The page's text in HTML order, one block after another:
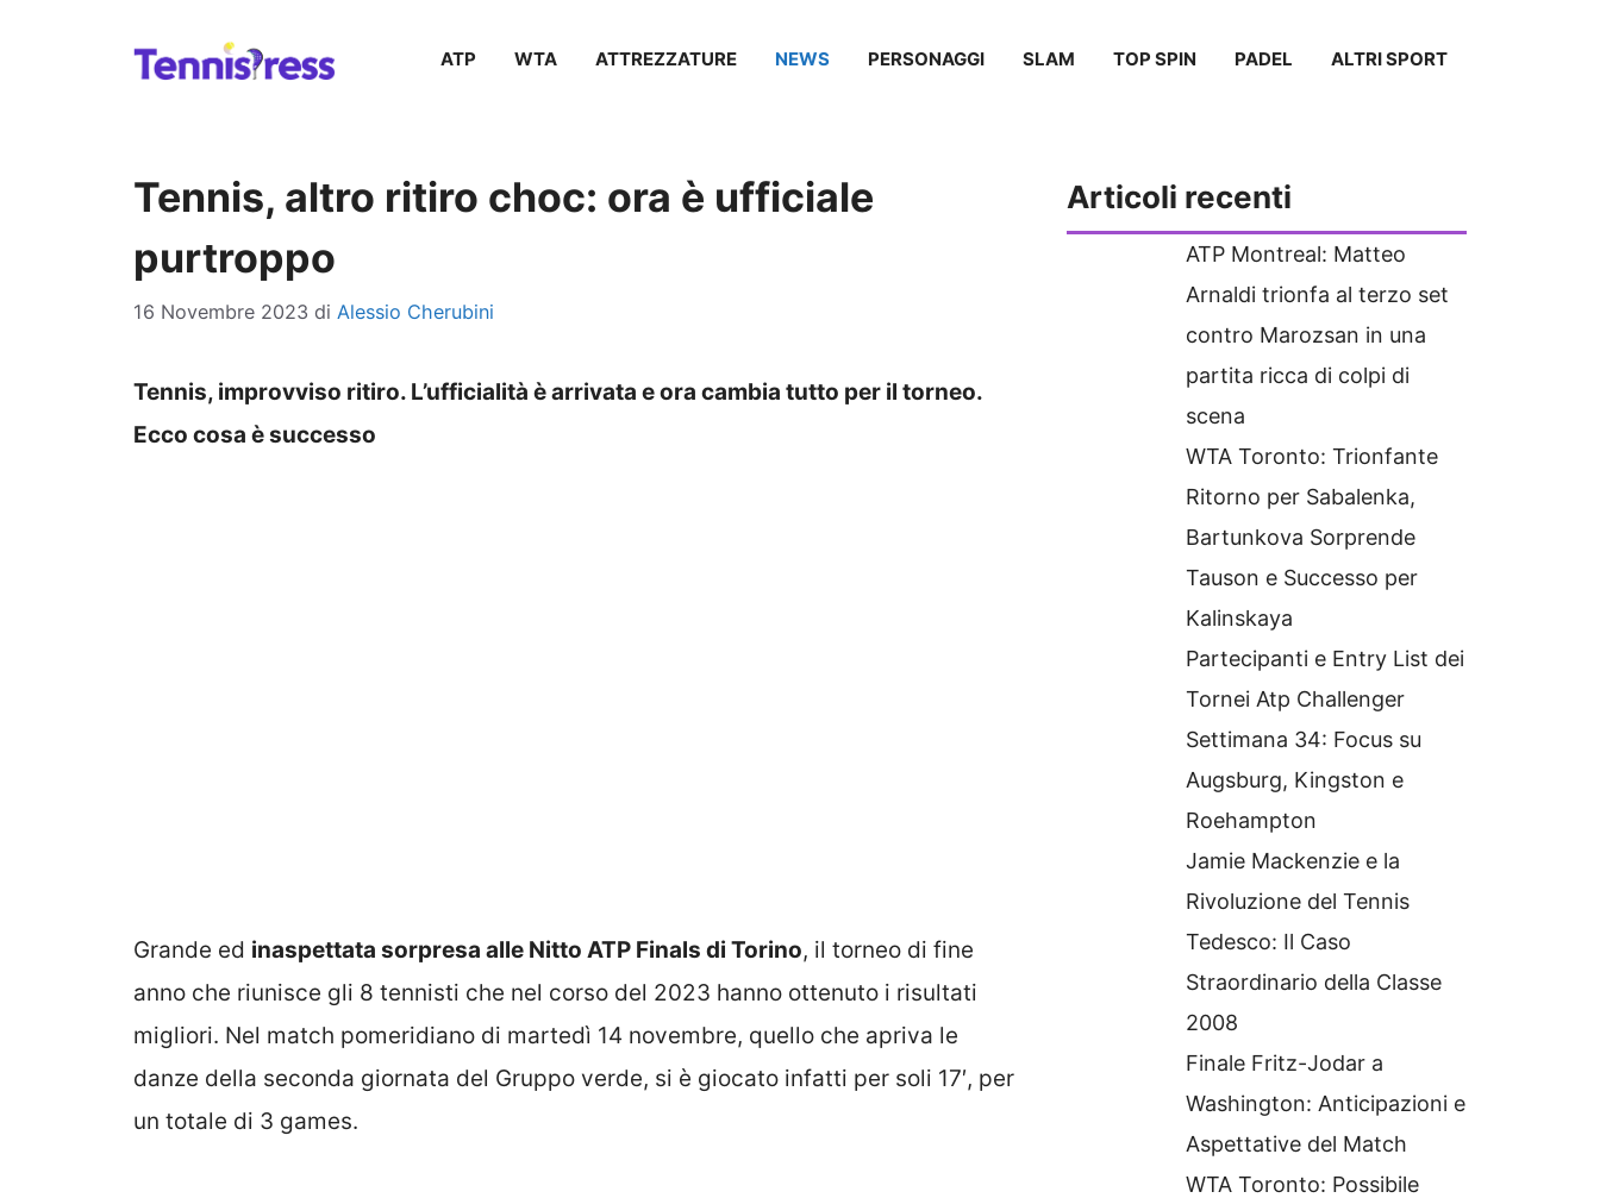
ATP WTA ATTREZZATURE NEWS PERSONAGGI SLAM TOP SPIN PADEL ALTRI SPORT
Tennis, altro ritiro choc: ora è ufficiale
purtroppo
16 Novembre 2023 di Alessio Cherubini
Tennis, improvviso ritiro. L’ufficialità è arrivata e ora cambia tutto per il torneo.
Ecco cosa è successo
Grande ed inaspettata sorpresa alle Nitto ATP Finals di Torino, il torneo di fine
anno che riunisce gli 8 tennisti che nel corso del 2023 hanno ottenuto i risultati
migliori. Nel match pomeridiano di martedì 14 novembre, quello che apriva le
danze della seconda giornata del Gruppo verde, si è giocato infatti per soli 17′, per
un totale di 3 games.
Articoli recenti
ATP Montreal: Matteo
Arnaldi trionfa al terzo set
contro Marozsan in una
partita ricca di colpi di
scena
WTA Toronto: Trionfante
Ritorno per Sabalenka,
Bartunkova Sorprende
Tauson e Successo per
Kalinskaya
Partecipanti e Entry List dei
Tornei Atp Challenger
Settimana 34: Focus su
Augsburg, Kingston e
Roehampton
Jamie Mackenzie e la
Rivoluzione del Tennis
Tedesco: Il Caso
Straordinario della Classe
2008
Finale Fritz-Jodar a
Washington: Anticipazioni e
Aspettative del Match
WTA Toronto: Possibile